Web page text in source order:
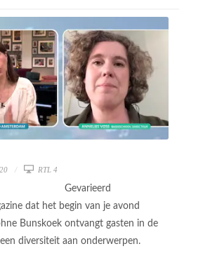
RTL 4
Gevarieerd
dat het begin van je avond
Bunskoek ontvangt gasten in de
diversiteit aan onderwerpen.